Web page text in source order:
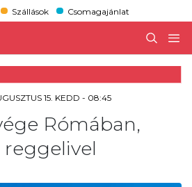
Szállások Csomagajánlat
15. KEDD - 08:45
Rómában,
reggelivel